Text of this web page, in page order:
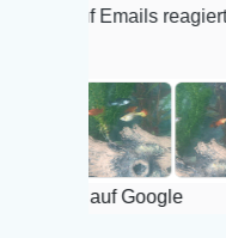
reagiert wie